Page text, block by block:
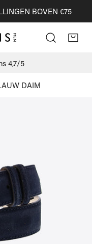
BOVEN €75
4,7/5
DAIM